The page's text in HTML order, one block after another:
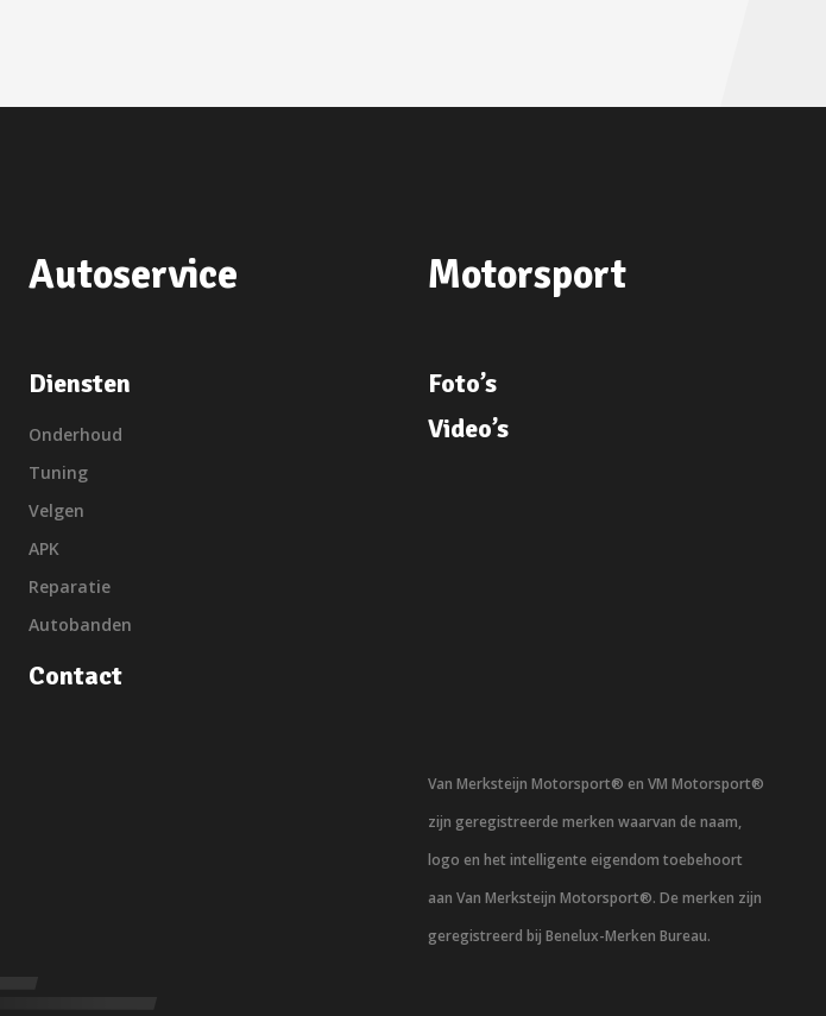
Autoservice
Diensten
Onderhoud
Tuning
Velgen
APK
Reparatie
Autobanden
Contact
Motorsport
Foto’s
Video’s
Van Merksteijn Motorsport® en VM Motorsport®
zijn geregistreerde merken waarvan de naam,
logo en het intelligente eigendom toebehoort
aan Van Merksteijn Motorsport®. De merken zijn
geregistreerd bij Benelux-Merken Bureau.